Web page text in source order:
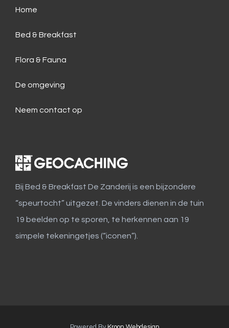
Home
Bed & Breakfast
Flora & Fauna
De omgeving
Neem contact op
Bij Bed & Breakfast De Zanderij is een bijzondere
“speurtocht” uitgezet. De vinders dienen in de tuin
19 beelden op te sporen, te herkennen aan 19
simpele tekeningetjes (“iconen”).